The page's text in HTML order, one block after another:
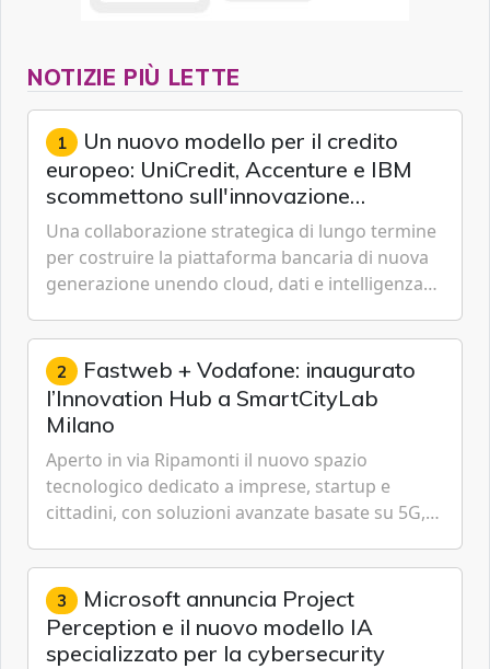
NOTIZIE PIÙ LETTE
1 Un nuovo modello per il credito
europeo: UniCredit, Accenture e IBM
scommettono sull'innovazione
tecnologica
Una collaborazione strategica di lungo termine
per costruire la piattaforma bancaria di nuova
generazione unendo cloud, dati e intelligenza
2 Fastweb + Vodafone: inaugurato
l’Innovation Hub a SmartCityLab
Milano
Aperto in via Ripamonti il nuovo spazio
tecnologico dedicato a imprese, startup e
cittadini, con soluzioni avanzate basate su 5G,
Cybersecurity.
3 Microsoft annuncia Project
Perception e il nuovo modello IA
specializzato per la cybersecurity